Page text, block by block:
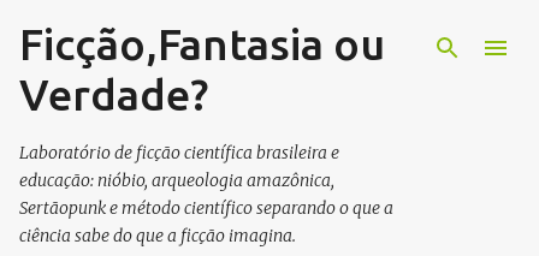
Pular para o conteúdo principal
Ficção,Fantasia ou
Verdade?
Laboratório de ficção científica brasileira e
educação: nióbio, arqueologia amazônica,
Sertãopunk e método científico separando o que a
ciência sabe do que a ficção imagina.